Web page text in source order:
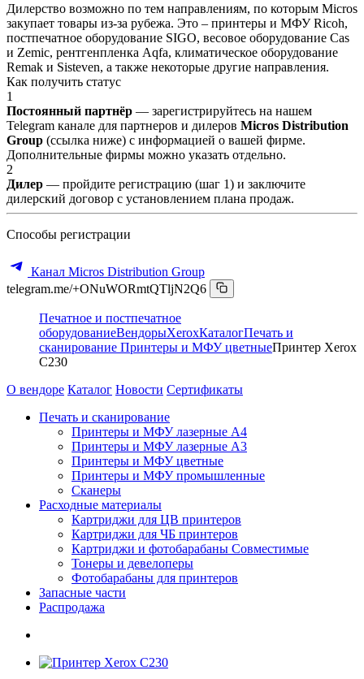
Дилерство возможно по тем направлениям, по которым Micros
закупает товары из-за рубежа. Это – принтеры и МФУ Ricoh,
постпечатное оборудование SIGO, весовое оборудование Cas
и Zemic, рентгенпленка Aqfa, климатическое оборудование
Remak и Sisteven, а также некоторые другие направления.
Как получить статус
1
Постоянный партнёр — зарегистрируйтесь на нашем
Telegram канале для партнеров и дилеров Micros Distribution
Group (ссылка ниже) с информацией о вашей фирме.
Дополнительные фирмы можно указать отдельно.
2
Дилер — пройдите регистрацию (шаг 1) и заключите
дилерский договор с установлением плана продаж.
Способы регистрации
Канал Micros Distribution Group
telegram.me/+ONuWORmtQTljN2Q6
Печатное и постпечатное
оборудованиеВендорыXeroxКаталогПечать и
сканирование Принтеры и МФУ цветныеПринтер Xerox
C230
О вендоре Каталог Новости Сертификаты
Печать и сканирование
Принтеры и МФУ лазерные А4
Принтеры и МФУ лазерные А3
Принтеры и МФУ цветные
Принтеры и МФУ промышленные
Сканеры
Расходные материалы
Картриджи для ЦВ принтеров
Картриджи для ЧБ принтеров
Картриджи и фотобарабаны Совместимые
Тонеры и девелоперы
Фотобарабаны для принтеров
Запасные части
Распродажа